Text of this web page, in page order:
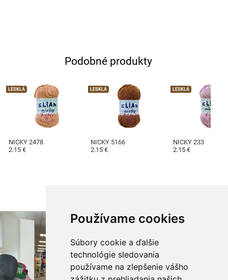
Používame cookies
Súbory cookie a ďalšie
technológie sledovania
používame na zlepšenie vášho
Podobné produkty
NICKY 2478
LESKLÁ
2.15 €
NICKY 5166
LESKLÁ
2.15 €
NICKY 233
LESKLÁ
2.15 €